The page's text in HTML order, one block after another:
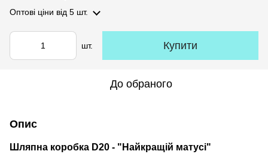
Оптові ціни від 5 шт.
шт. Купити
До обраного
Опис
Шляпна коробка D20 - "Найкращій матусі"